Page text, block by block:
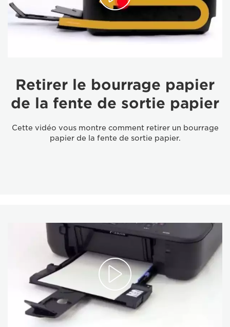
Retirer le bourrage papier
de la fente de sortie papier
Cette vidéo vous montre comment retirer un bourrage
papier de la fente de sortie papier.